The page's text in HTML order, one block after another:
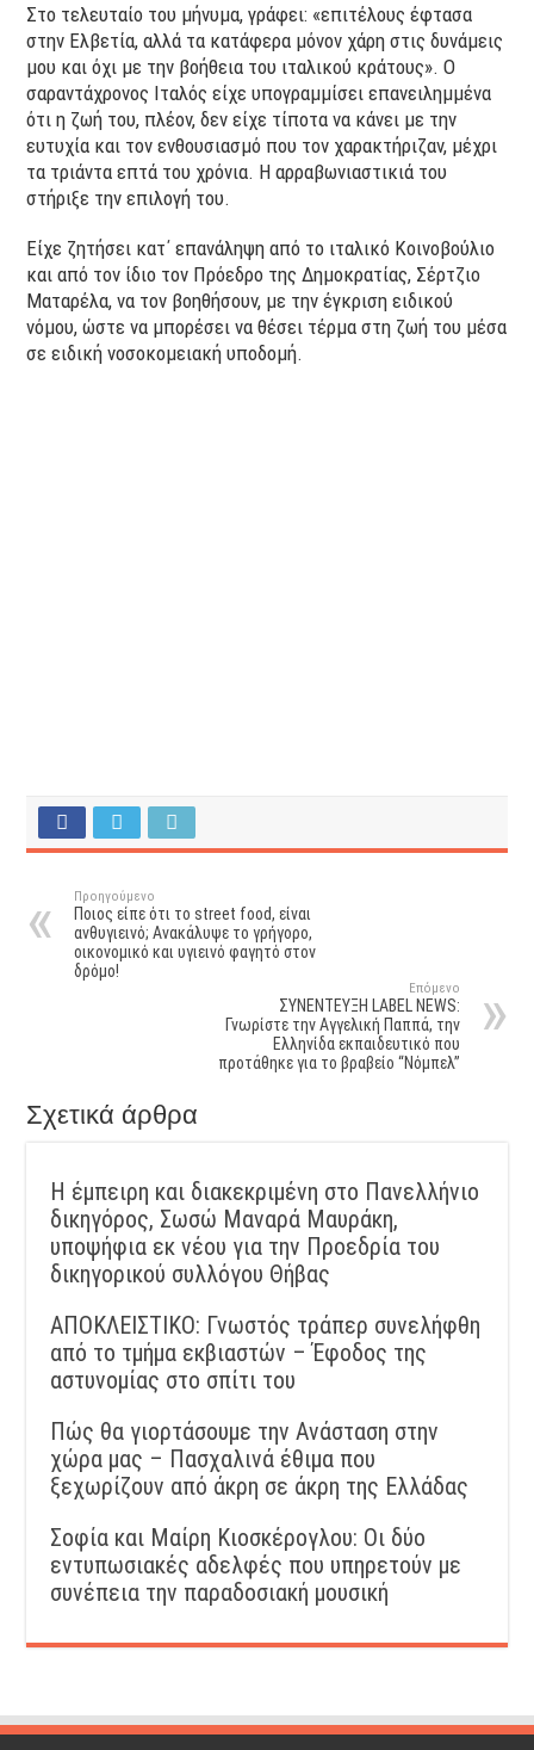
Στο τελευταίο του μήνυμα, γράφει: «επιτέλους έφτασα
στην Ελβετία, αλλά τα κατάφερα μόνον χάρη στις δυνάμεις
μου και όχι με την βοήθεια του ιταλικού κράτους». Ο
σαραντάχρονος Ιταλός είχε υπογραμμίσει επανειλημμένα
ότι η ζωή του, πλέον, δεν είχε τίποτα να κάνει με την
ευτυχία και τον ενθουσιασμό που τον χαρακτήριζαν, μέχρι
τα τριάντα επτά του χρόνια. Η αρραβωνιαστικιά του
στήριξε την επιλογή του.
Είχε ζητήσει κατ΄ επανάληψη από το ιταλικό Κοινοβούλιο
και από τον ίδιο τον Πρόεδρο της Δημοκρατίας, Σέρτζιο
Ματαρέλα, να τον βοηθήσουν, με την έγκριση ειδικού
νόμου, ώστε να μπορέσει να θέσει τέρμα στη ζωή του μέσα
σε ειδική νοσοκομειακή υποδομή.
Προηγούμενο
Ποιος είπε ότι το street food, είναι
ανθυγιεινό; Ανακάλυψε το γρήγορο,
οικονομικό και υγιεινό φαγητό στον
δρόμο!
Επόμενο
ΣΥΝΕΝΤΕΥΞΗ LABEL NEWS:
Γνωρίστε την Αγγελική Παππά, την
Ελληνίδα εκπαιδευτικό που
προτάθηκε για το βραβείο “Νόμπελ”
Σχετικά άρθρα
Η έμπειρη και διακεκριμένη στο Πανελλήνιο
δικηγόρος, Σωσώ Μαναρά Μαυράκη,
υποψήφια εκ νέου για την Προεδρία του
δικηγορικού συλλόγου Θήβας
ΑΠΟΚΛΕΙΣΤΙΚΟ: Γνωστός τράπερ συνελήφθη
από το τμήμα εκβιαστών – Έφοδος της
αστυνομίας στο σπίτι του
Πώς θα γιορτάσουμε την Ανάσταση στην
χώρα μας – Πασχαλινά έθιμα που
ξεχωρίζουν από άκρη σε άκρη της Ελλάδας
Σοφία και Μαίρη Κιοσκέρογλου: Οι δύο
εντυπωσιακές αδελφές που υπηρετούν με
συνέπεια την παραδοσιακή μουσική